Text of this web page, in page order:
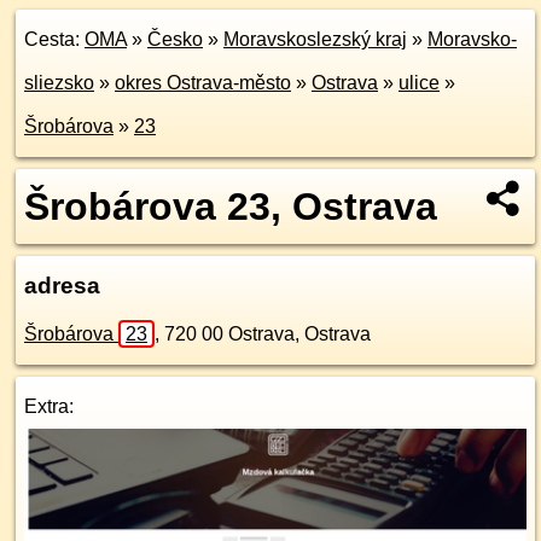
Cesta: OMA» Česko » Moravskoslezský kraj » Moravsko-
sliezsko » okres Ostrava-město » Ostrava » ulice »
Šrobárova » 23
Šrobárova 23, Ostrava
adresa
Šrobárova 23 , 720 00 Ostrava, Ostrava
Extra: